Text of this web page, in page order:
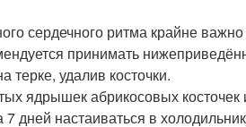
сердечного ритма крайне
принимать
терке, удалив косточки.
ядрышек абрикосовых
7 дней настаиваться в